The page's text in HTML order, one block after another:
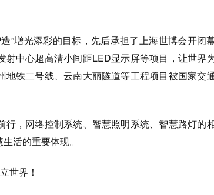
”增光添彩的目标，先后承担了上海世博会开闭
中心超高清小间距LED显示屏等项目，让世界
铁二号线、云南大丽隧道等工程项目被国家交
，网络控制系统、智慧照明系统、智慧路灯的
活的重要体现。
世界！